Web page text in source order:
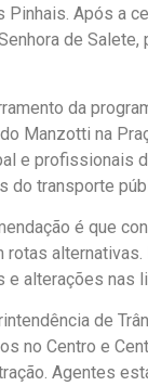
Pinhais. Após a
de Salete,
da
Manzotti na
e profissionais
do transporte
é que
rotas
e alterações nas
de
no Centro e
Agentes